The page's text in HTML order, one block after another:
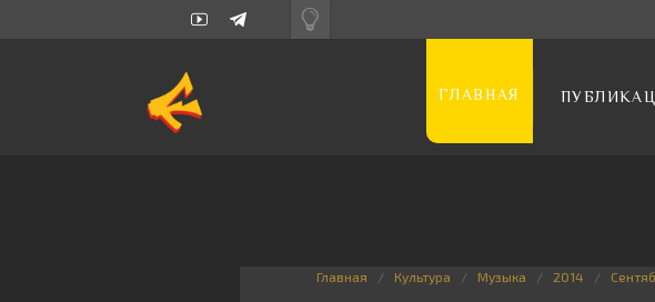
ГЛАВНАЯ
Главная Культура Музыка 2014